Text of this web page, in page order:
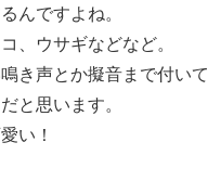
んですよね。
、ウサギなどなど。
き声とか擬音まで付い
と思います。
い！